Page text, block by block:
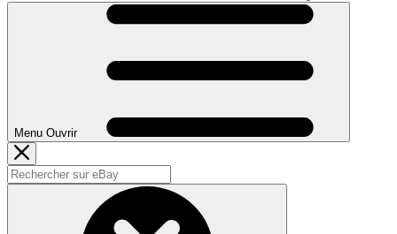
Menu Ouvrir